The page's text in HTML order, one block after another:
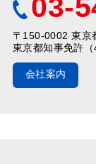
03-
〒150-0002 東京
東京都知事免許
会社案内